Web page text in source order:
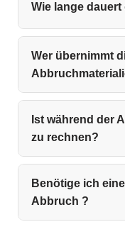
Wie lange
Wer übernimmt
Ist während der
zu rechnen?
Benötige ich
Abbruch ?